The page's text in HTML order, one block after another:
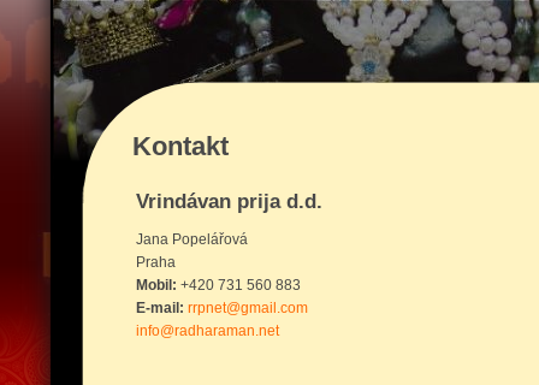
Kontakt
Vrindávan prija d.d.
Jana Popelářová
Praha
Mobil: +420 731 560 883
E-mail: rrpnet@gmail.com
info@radharaman.net